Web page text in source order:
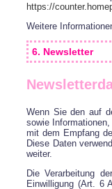
https://
Weitere
6. Newsletter
Wenn Sie den auf
sowie
mit dem Empfang
Diese Daten
weiter.
Die Verarbeitung
Einwilligung (Art. 6